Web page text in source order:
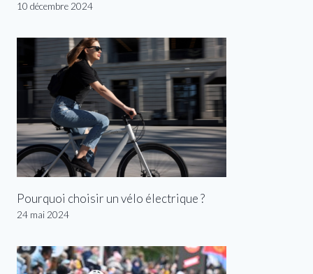
10 décembre 2024
Pourquoi choisir un vélo électrique ?
24 mai 2024